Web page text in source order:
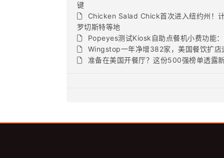
键
Chicken Salad Chick首次进入纽约州！
罗切斯特等地
Popeyes测试Kiosk自助点餐机小费功能
Wingstop一年净增382家，美国餐饮扩店
准备在美国开餐厅？这份500强榜单透露